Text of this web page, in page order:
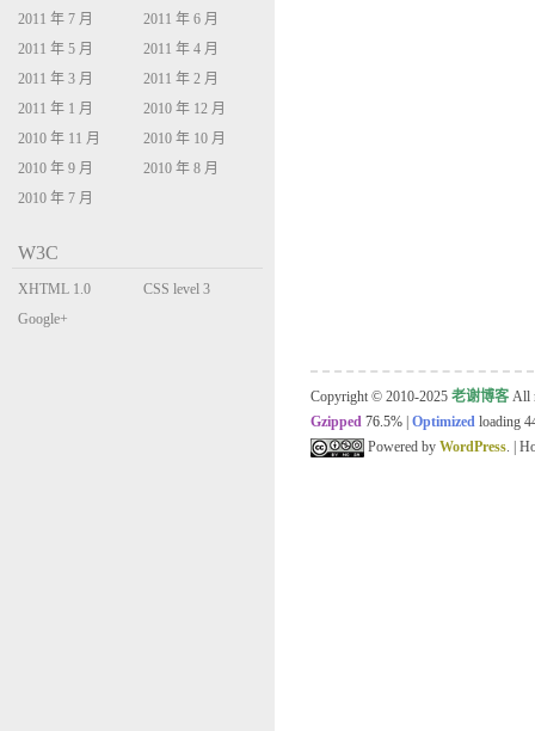
2011 年 7 月
2011 年 6 月
2011 年 5 月
2011 年 4 月
2011 年 3 月
2011 年 2 月
2011 年 1 月
2010 年 12 月
2010 年 11 月
2010 年 10 月
2010 年 9 月
2010 年 8 月
2010 年 7 月
W3C
XHTML 1.0
Transitional
CSS level 3
Google+
Copyright © 2010-2025 老谢博客 All
Gzipped 76.5% Optimized loading
Powered by WordPress. |